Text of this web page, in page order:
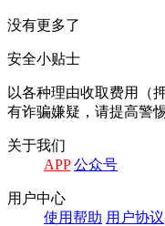
没有更多了
安全小贴士
以各种理由收取费⽤（
有诈骗嫌疑，请提⾼警惕
关于我们
APP 公众号
⽤户中⼼
使⽤帮助 ⽤户协议